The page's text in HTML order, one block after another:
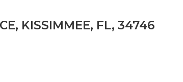
KISSIMMEE, FL, 34746